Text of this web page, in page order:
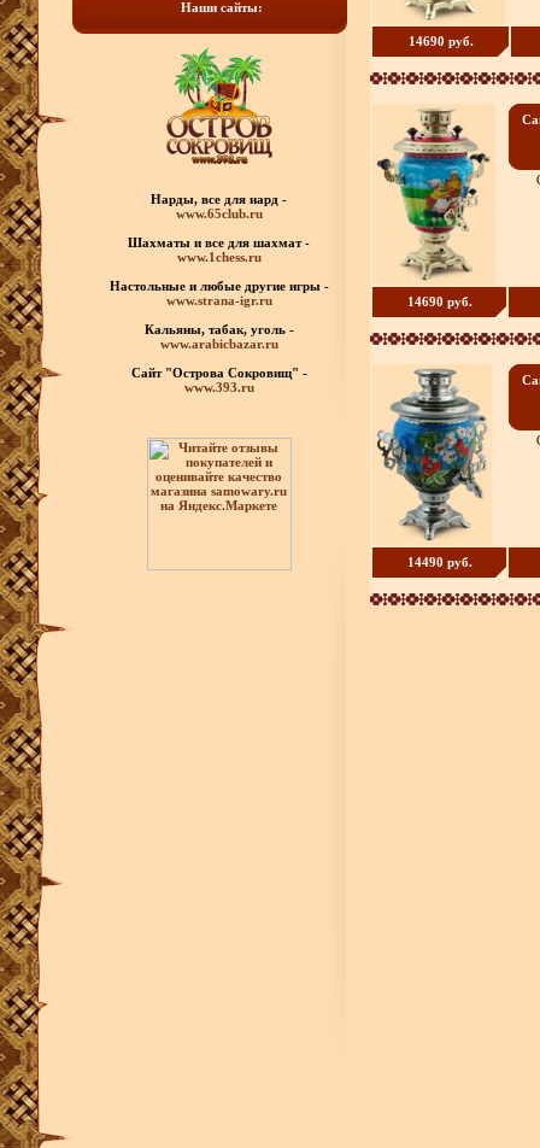
Наши сайты:
Нарды, все для нард -
www.65club.ru
Шахматы и все для шахмат -
www.1chess.ru
Настольные и любые другие игры -
www.strana-igr.ru
Кальяны, табак, уголь -
www.arabicbazar.ru
Сайт "Острова Сокровищ" -
www.393.ru
14690 руб.
14690 руб.
14490 руб.